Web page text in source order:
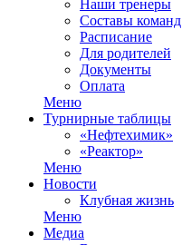
Наши тренеры
Составы команд
Расписание
Для родителей
Документы
Оплата
Меню
Турнирные таблицы
«Нефтехимик»
«Реактор»
Меню
Новости
Клубная жизнь
Меню
Медиа